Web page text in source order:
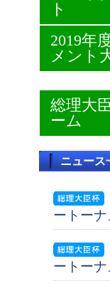
ト
2019年
メント
総理大
ーム
ニュース
ートーナ
ートーナ